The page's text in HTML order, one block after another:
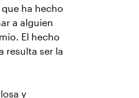
ha hecho
a alguien
El hecho
resulta ser la
y